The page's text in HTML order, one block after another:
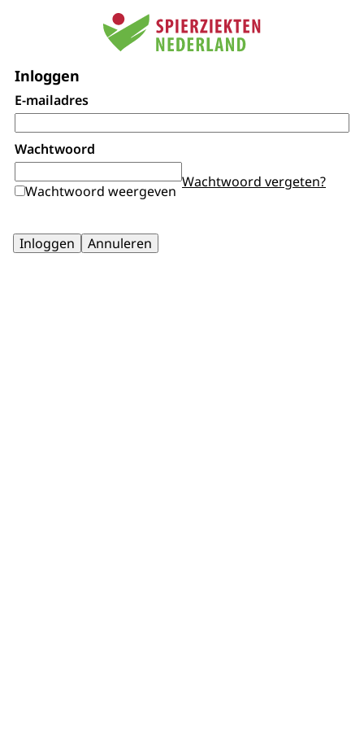
Inloggen
E-mailadres
Wachtwoord
Wachtwoord weergeven
Wachtwoord vergeten?
Inloggen Annuleren